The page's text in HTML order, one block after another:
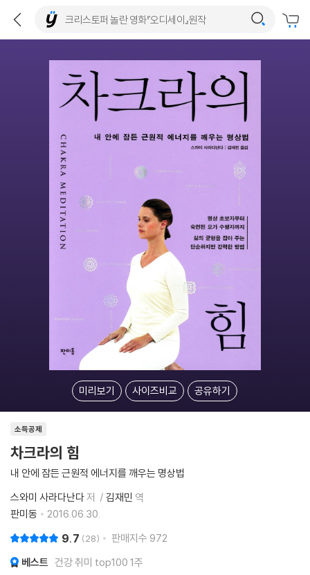
미리보기 사이즈비교 공유하기
소득공제
차크라의 힘
내 안에 잠든 근원적 에너지를 깨우는 명상법
스와미 사라다난다저 김재민 역
판미동
2016.06.30.
9.7 28 판매지수 972
베스트 건강 취미 top100 1주